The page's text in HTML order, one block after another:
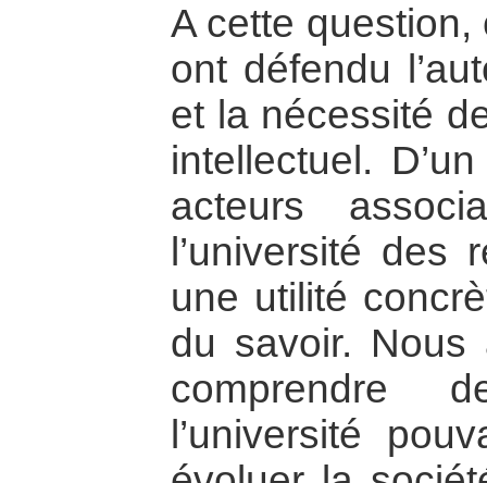
A cette
ont défendu
et la nécessité
intellectuel.
acteurs
l’université des
une utilité
du savoir.
comprendre
l’université